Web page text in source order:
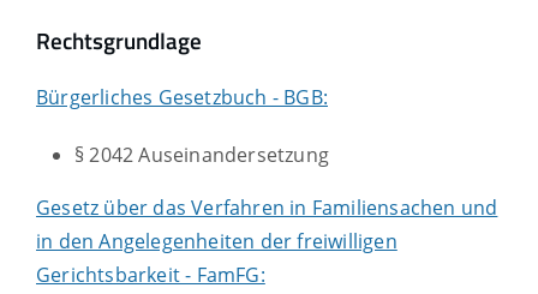
Rechtsgrundlage
Bürgerliches Gesetzbuch - BGB:
§ 2042 Auseinandersetzung
Gesetz über das Verfahren in Familiensachen und
in den Angelegenheiten der freiwilligen
Gerichtsbarkeit - FamFG: